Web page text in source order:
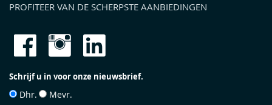
PROFITEER VAN DE SCHERPSTE AANBIEDINGEN
Schrijf u in voor onze nieuwsbrief.
Dhr. Mevr.